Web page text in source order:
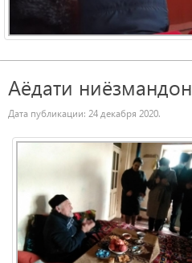
Аёдати ниёзмандон
Дата публикации: 24 декабря 2020.